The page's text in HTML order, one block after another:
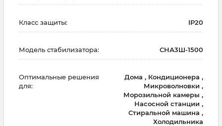
Класс защиты: IP20
Модель стабилизатора: СНА3Ш-1500
Оптимальные решения
для:
Дома , Кондиционера ,
Микроволновки ,
Морозильной камеры ,
Насосной станции ,
Стиральной машина ,
Холодильника